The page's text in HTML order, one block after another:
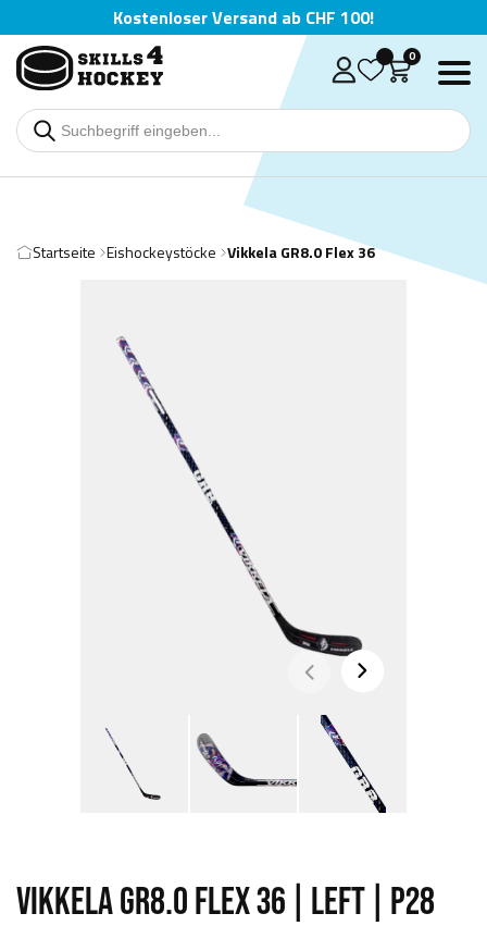
Kostenloser Versand ab CHF 100!
0
Startseite Eishockeystöcke Vikkela GR8.0 Flex 36
VIKKELA GR8.0 FLEX 36 | LEFT | P28